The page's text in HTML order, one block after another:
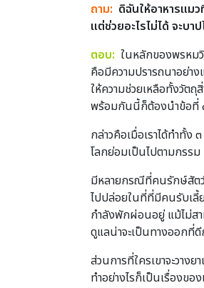
ถาม: ดิฉันให้อาหารแม
แต่ช่วยอะไรไม่ได้ จะบา
ตอบ: ในหลักของพรหมวิ
คือมีความปรารถนาอย่า
ให้ความช่วยเหลือทั้งวัตถุ
พร้อมกันนี้ก็ต้องนำข้อที่
กล่าวคือเมื่อเราได้ทำทั้ง
โลกย่อมเป็นไปตามกรร
มีหลายกรณีที่คนรักษ์สัตว์
ไปปล่อยในที่ที่มีคนรับเลี้
กำลังพักผ่อนอยู่ แม้ไม่สา
ดูแลน่าจะเป็นทางออกที่ดี
ส่วนการที่ใครเขาจะวางย
ทำอย่างไรก็เป็นเรื่องข